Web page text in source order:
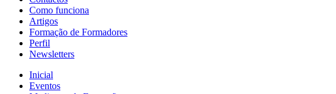
Como funciona
Artigos
Formação de Formadores
Perfil
Newsletters
Inicial
Eventos